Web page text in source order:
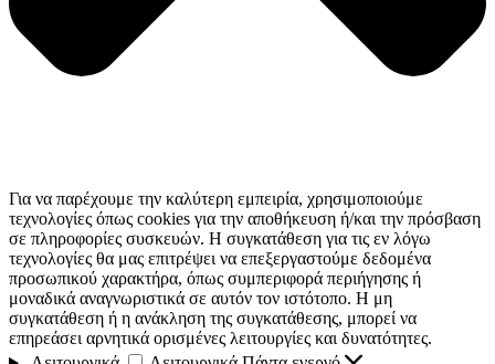
Για να παρέχουμε την καλύτερη εμπειρία, χρησιμοποιούμε
τεχνολογίες όπως cookies για την αποθήκευση ή/και την πρόσβαση
σε πληροφορίες συσκευών. Η συγκατάθεση για τις εν λόγω
τεχνολογίες θα μας επιτρέψει να επεξεργαστούμε δεδομένα
προσωπικού χαρακτήρα, όπως συμπεριφορά περιήγησης ή
μοναδικά αναγνωριστικά σε αυτόν τον ιστότοπο. Η μη
συγκατάθεση ή η ανάκληση της συγκατάθεσης, μπορεί να
επηρεάσει αρνητικά ορισμένες λειτουργίες και δυνατότητες.